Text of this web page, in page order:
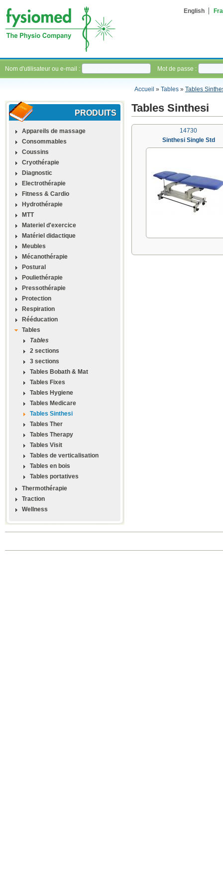
English
Nom d'utilisateur ou e-mail : Mot de passe :
Accueil » Tables» Tables
PRODUITS
Appareils de massage
Consommables
Coussins
Cryothérapie
Diagnostic
Electrothérapie
Fitness & Cardio
Hydrothérapie
MTT
Materiel d'exercice
Matériel didactique
Meubles
Mécanothérapie
Postural
Pouliethérapie
Pressothérapie
Protection
Respiration
Rééducation
Tables
Tables
2 sections
3 sections
Tables Bobath & Mat
Tables Fixes
Tables Hygiene
Tables Medicare
Tables Sinthesi
Tables Ther
Tables Therapy
Tables Visit
Tables de verticalisation
Tables en bois
Tables portatives
Thermothérapie
Traction
Wellness
Tables Sinthesi
14730
Sinthesi Single Std